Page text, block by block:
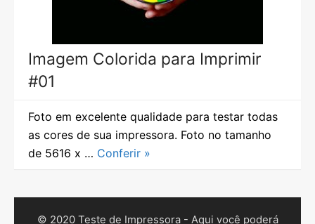
Imagem Colorida para Imprimir
#01
Foto em excelente qualidade para testar todas
as cores de sua impressora. Foto no tamanho
de 5616 x … Conferir »
© 2020 Teste de Impressora - Aqui você poderá